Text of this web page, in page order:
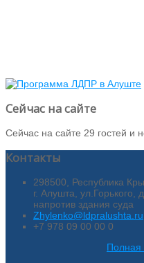
Сейчас на сайте
Сейчас на сайте 29 гостей и
Контакты
298500, Республика
г. Алушта, ул.Горького,
напротив здания суда
Zhylenko@ldpralushta.ru
+7 978 09 00 00 0